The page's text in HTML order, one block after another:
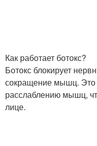
Как работает ботокс?
Ботокс блокирует
сокращение мышц. Это
расслаблению мышц,
лице.